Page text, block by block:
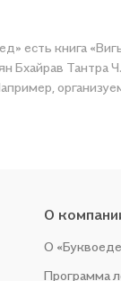
Тантра Ч.4 (Ошо)» от автора Ошо
Тантра Ч.4
О
О
Программа